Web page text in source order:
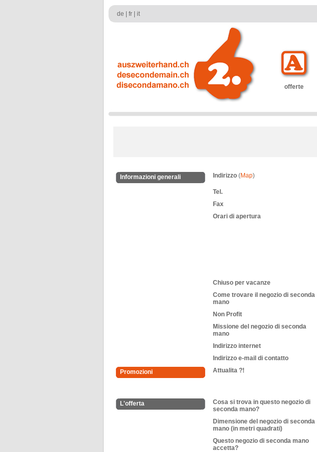
de fr it
offerte
Informazioni generali Indirizzo (Map)
Tel.
Fax
Orari di apertura
Chiuso per vacanze
Come trovare il negozio di seconda
mano
Non Profit
Missione del negozio di seconda
mano
Indirizzo internet
Indirizzo e-mail di contatto
Promozioni
Attualita ?!
L'offerta
Cosa si trova in questo negozio di
seconda mano?
Dimensione del negozio di seconda
mano (in metri quadrati)
Questo negozio di seconda mano
accetta?